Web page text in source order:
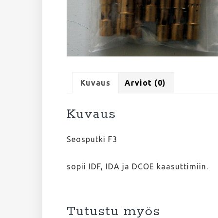
Kuvaus Arviot (0)
Kuvaus
Seosputki F3
sopii IDF, IDA ja DCOE kaasuttimiin.
Tutustu myös